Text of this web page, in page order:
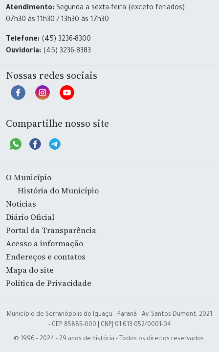
Atendimento: Segunda a sexta-feira (exceto feriados)
07h30 às 11h30 / 13h30 às 17h30
Telefone: (45) 3236-8300
Ouvidoria: (45) 3236-8383
Nossas redes sociais
Compartilhe nosso site
O Município
História do Município
Notícias
Diário Oficial
Portal da Transparência
Acesso a informação
Endereços e contatos
Mapa do site
Política de Privacidade
Município de Serranópolis do Iguaçu - Paraná - Av. Santos Dumont, 2021
- CEP 85885-000 | CNPJ 01.613.052/0001-04
© 1996 - 2024 - 29 anos de história - Todos os direitos reservados.